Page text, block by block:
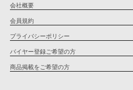
会社概要
会員規約
プライバシーポリシー
バイヤー登録ご希望の方
商品掲載をご希望の方